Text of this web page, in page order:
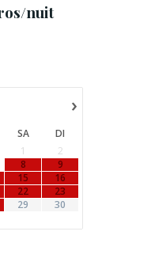
nuit
›
SA
DI
1
2
8
9
15
16
22
23
29
30